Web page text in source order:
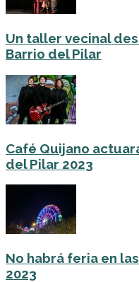
Un taller vecinal
Barrio del Pilar
Café Quijano
del Pilar 2023
No habrá feria en
2023